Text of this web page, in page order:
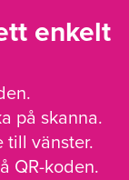
enkelt
på skanna.
till vänster.
QR-koden.